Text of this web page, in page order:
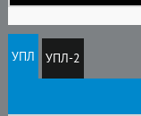
УПЛ УПЛ-2